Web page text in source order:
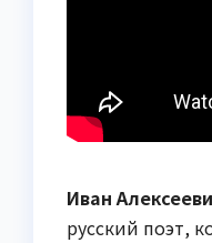
Иван
русский поэт,